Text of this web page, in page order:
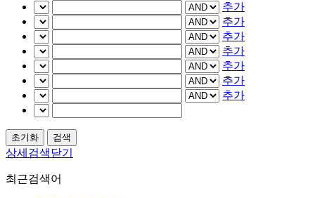
추가
추가
추가
추가
추가
추가
추가
상세검색닫기
최근검색어